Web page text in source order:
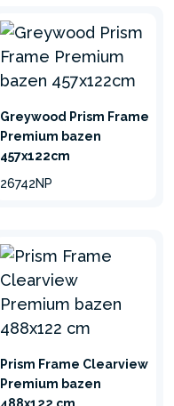
Greywood Prism Frame
Premium bazen
457x122cm
26742NP
Prism Frame Clearview
Premium bazen